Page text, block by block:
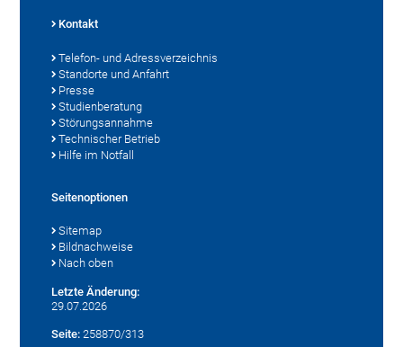
Kontakt
Telefon- und Adressverzeichnis
Standorte und Anfahrt
Presse
Studienberatung
Störungsannahme
Technischer Betrieb
Hilfe im Notfall
Seitenoptionen
Sitemap
Bildnachweise
Nach oben
Letzte Änderung:
29.07.2026
Seite: 258870/313